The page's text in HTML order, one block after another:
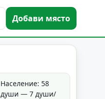
Добави място
Население: 58
души — 7 души/